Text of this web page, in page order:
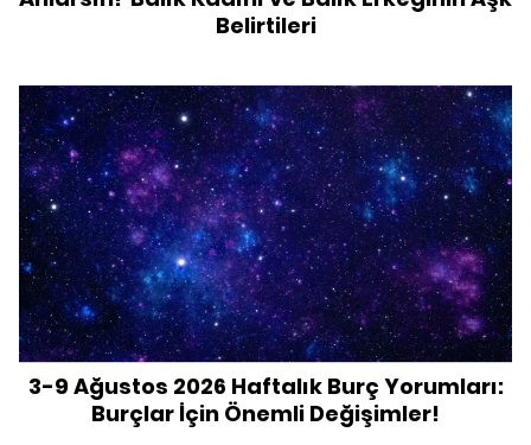
Belirtileri
3-9 Ağustos 2026 Haftalık Burç Yorumları:
Burçlar İçin Önemli Değişimler!